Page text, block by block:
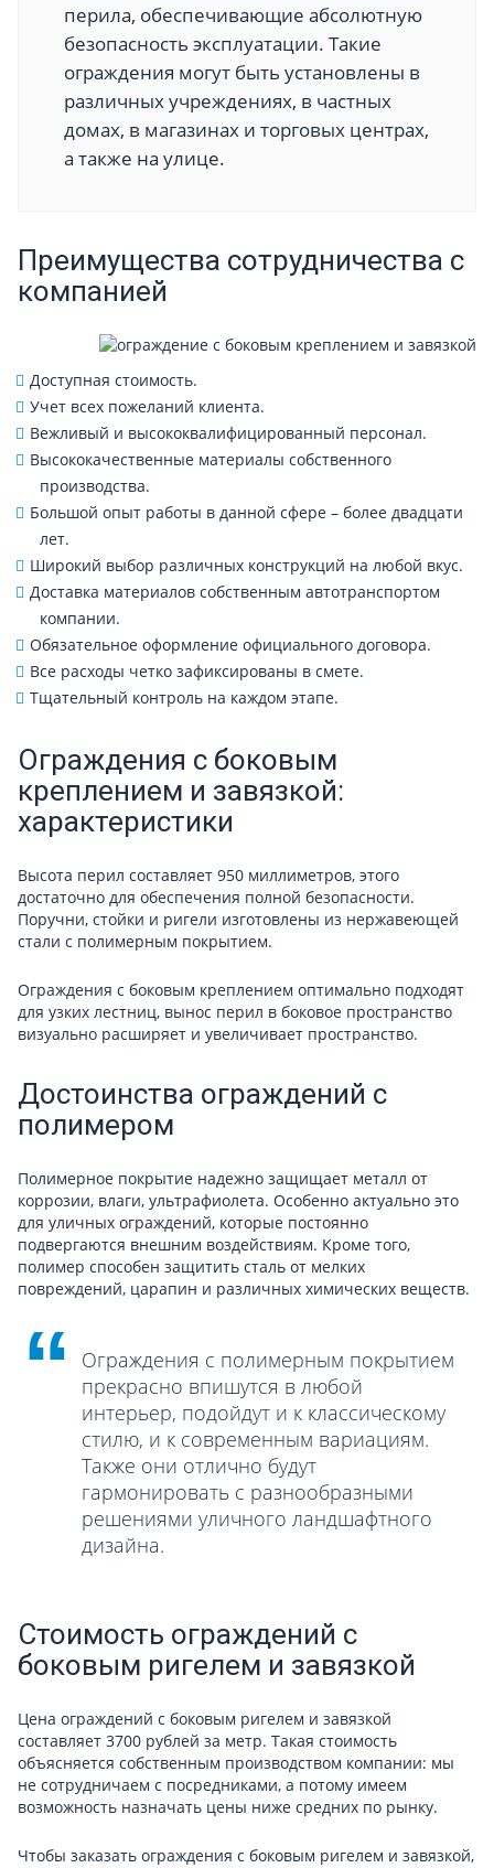
перила, обеспечивающие абсолютную
безопасность эксплуатации. Такие
ограждения могут быть установлены в
различных учреждениях, в частных
домах, в магазинах и торговых центрах,
а также на улице.
Преимущества сотрудничества с
компанией
Доступная стоимость.
Учет всех пожеланий клиента.
Вежливый и высококвалифицированный персонал.
Высококачественные материалы собственного
производства.
Большой опыт работы в данной сфере – более двадцати
лет.
Широкий выбор различных конструкций на любой вкус.
Доставка материалов собственным автотранспортом
компании.
Обязательное оформление официального договора.
Все расходы четко зафиксированы в смете.
Тщательный контроль на каждом этапе.
Ограждения с боковым
креплением и завязкой:
характеристики
Высота перил составляет 950 миллиметров, этого
достаточно для обеспечения полной безопасности.
Поручни, стойки и ригели изготовлены из нержавеющей
стали с полимерным покрытием.
Ограждения с боковым креплением оптимально подходят
для узких лестниц, вынос перил в боковое пространство
визуально расширяет и увеличивает пространство.
Достоинства ограждений с
полимером
Полимерное покрытие надежно защищает металл от
коррозии, влаги, ультрафиолета. Особенно актуально это
для уличных ограждений, которые постоянно
подвергаются внешним воздействиям. Кроме того,
полимер способен защитить сталь от мелких
повреждений, царапин и различных химических веществ.
Ограждения с полимерным покрытием
прекрасно впишутся в любой
интерьер, подойдут и к классическому
стилю, и к современным вариациям.
Также они отлично будут
гармонировать с разнообразными
решениями уличного ландшафтного
дизайна.
Стоимость ограждений с
боковым ригелем и завязкой
Цена ограждений с боковым ригелем и завязкой
составляет 3700 рублей за метр. Такая стоимость
объясняется собственным производством компании: мы
не сотрудничаем с посредниками, а потому имеем
возможность назначать цены ниже средних по рынку.
Чтобы заказать ограждения с боковым ригелем и завязкой,